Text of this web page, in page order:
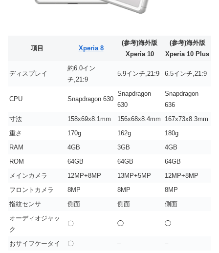
項目 Xperia 8
(参考)海外版
Xperia 10
(参考)海外版
Xperia 10 Plus
ディスプレイ
約6.0イン
チ,21:9
5.9インチ,21:9 6.5インチ,21:9
CPU Snapdragon 630
Snapdragon
630
Snapdragon
636
寸法
158x69x8.1mm 156x68x8.4mm
167x73x8.3mm
重さ
170g 162g
180g
RAM
4GB 3GB
4GB
ROM
64GB 64GB
64GB
メインカメラ
12MP+8MP 13MP+5MP
12MP+8MP
フロントカメラ
8MP 8MP
8MP
指紋センサ
側面 側面
側面
オーディオジャッ
ク
〇 ◯ ◯
おサイフケータイ 〇 –
–